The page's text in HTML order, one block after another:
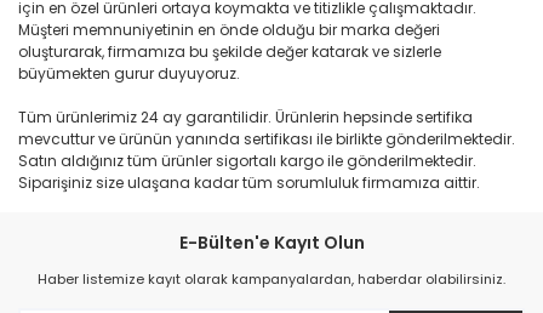
için en özel ürünleri ortaya koymakta ve titizlikle çalışmaktadır.
Müşteri memnuniyetinin en önde olduğu bir marka değeri
oluşturarak, firmamıza bu şekilde değer katarak ve sizlerle
büyümekten gurur duyuyoruz.
Tüm ürünlerimiz 24 ay garantilidir. Ürünlerin hepsinde sertifika
mevcuttur ve ürünün yanında sertifikası ile birlikte gönderilmektedir.
Satın aldığınız tüm ürünler sigortalı kargo ile gönderilmektedir.
Siparişiniz size ulaşana kadar tüm sorumluluk firmamıza aittir.
E-Bülten'e Kayıt Olun
Haber listemize kayıt olarak kampanyalardan, haberdar olabilirsiniz.